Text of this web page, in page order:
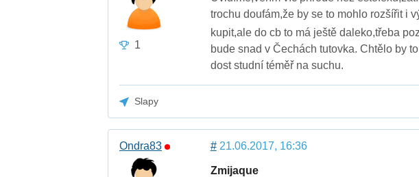
1
trochu doufám,že by se to mohlo rozšířit i
kupit,ale do cb to má ještě daleko,třeba
bude snad v Čechách tutovka. Chtělo by
dost studní téměř na suchu.
Slapy
Ondra83 #21.06.2017, 16:36
Zmijaque